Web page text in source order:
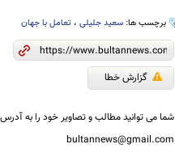
برچسب ها: سعید جلیلی، تعامل با جهان
گزارش خطا
شما می توانید مطالب و تصاویر خود را به آدرس
bultannews@gmail.com